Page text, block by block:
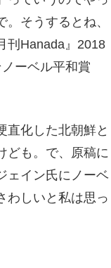
そうするとね、
刊Hanada』2018
ーベル平和賞
直化した北朝鮮と
ども。で、原稿に
ェイン氏にノーベ
わしいと私は思っ